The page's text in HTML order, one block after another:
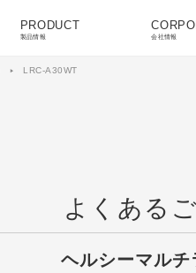
PRODUCT
製品情報 会社情報
LRC-A30WT
よくある
ヘルシーマル